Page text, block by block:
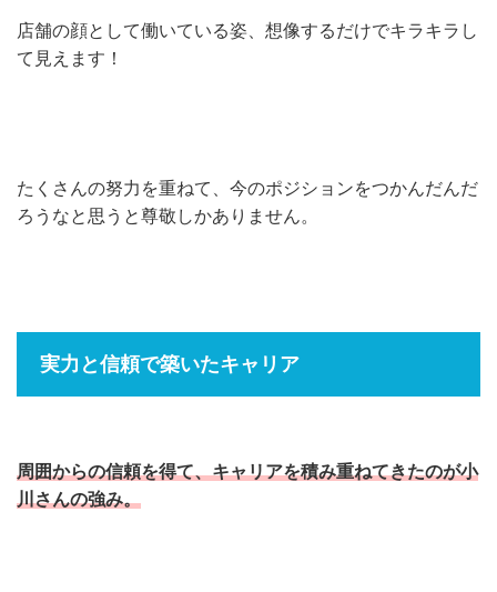
店舗の顔として働いている姿、想像するだけでキラキラし
て見えます！
たくさんの努力を重ねて、今のポジションをつかんだんだ
ろうなと思うと尊敬しかありません。
実力と信頼で築いたキャリア
周囲からの信頼を得て、キャリアを積み重ねてきたのが小
川さんの強み。